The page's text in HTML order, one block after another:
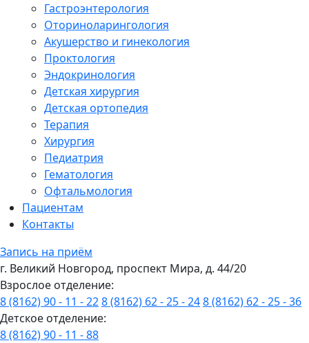
Гастроэнтерология
Оториноларингология
Акушерство и гинекология
Проктология
Эндокринология
Детская хирургия
Детская ортопедия
Терапия
Хирургия
Педиатрия
Гематология
Офтальмология
Пациентам
Контакты
Запись на приём
г. Великий Новгород, проспект Мира, д. 44/20
Взрослое отделение:
8 (8162) 90 - 11 - 228 (8162) 62 - 25 - 248 (8162) 62 - 25 - 36
Детское отделение:
8 (8162) 90 - 11 - 88